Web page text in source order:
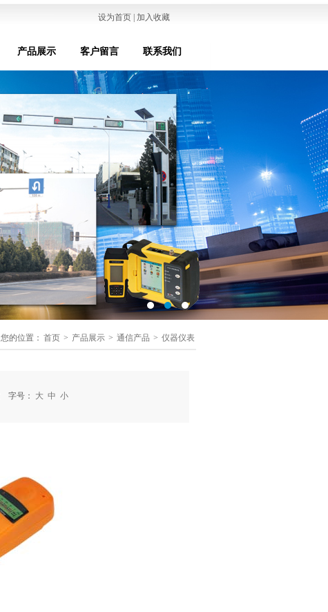
设为首页 | 加入收藏
产品展示 客户留言 联系我们
您的位置： 首页 > 产品展示 > 通信产品 > 仪器仪表
字号： 大 中 小